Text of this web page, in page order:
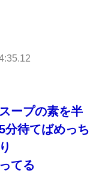
ープの素を半
分待てばめっち
てる